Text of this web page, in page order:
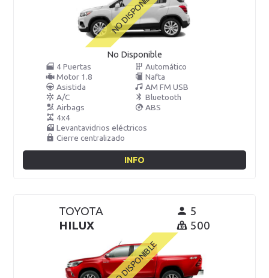
No Disponible
4 Puertas
Automático
Motor 1.8
Nafta
Asistida
AM FM USB
A/C
Bluetooth
Airbags
ABS
4x4
Levantavidrios eléctricos
Cierre centralizado
INFO
TOYOTA
HILUX
5
500